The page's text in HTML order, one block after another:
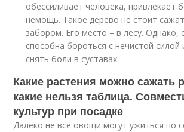
обессиливает человека, привлекает
немощь. Такое дерево не стоит
забором. Его место – в лесу. Однако,
способна бороться с нечистой
снять боли в суставах.
Какие растения можно сажать
какие нельзя таблица.
культур при посадке
Далеко не все овощи могут ужиться по